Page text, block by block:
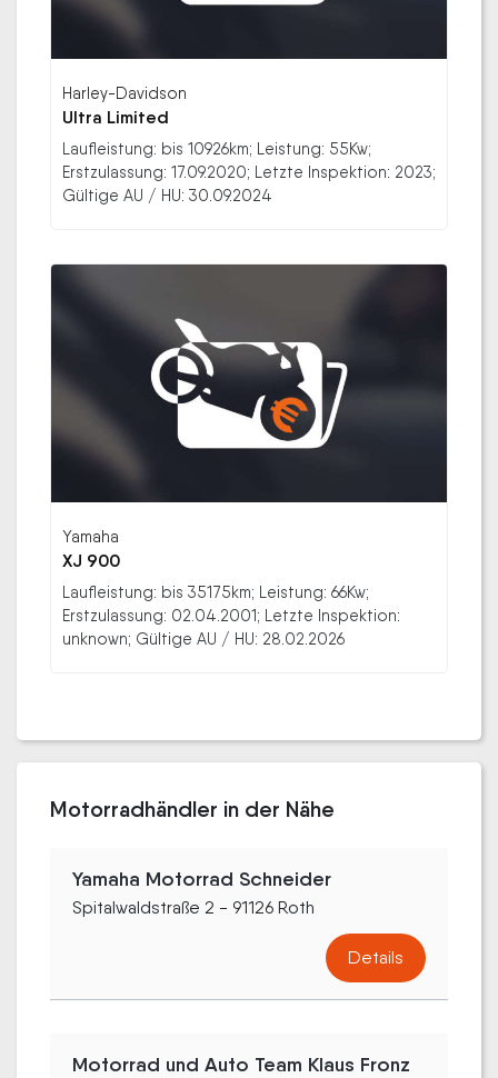
Harley-Davidson
Ultra Limited
Laufleistung: bis 10926km; Leistung: 55Kw;
Erstzulassung: 17.09.2020; Letzte Inspektion: 2023;
Gültige AU / HU: 30.09.2024
Yamaha
XJ 900
Laufleistung: bis 35175km; Leistung: 66Kw;
Erstzulassung: 02.04.2001; Letzte Inspektion:
unknown; Gültige AU / HU: 28.02.2026
Motorradhändler in der Nähe
Yamaha Motorrad Schneider
Spitalwaldstraße 2 - 91126 Roth
Details
Motorrad und Auto Team Klaus Fronz